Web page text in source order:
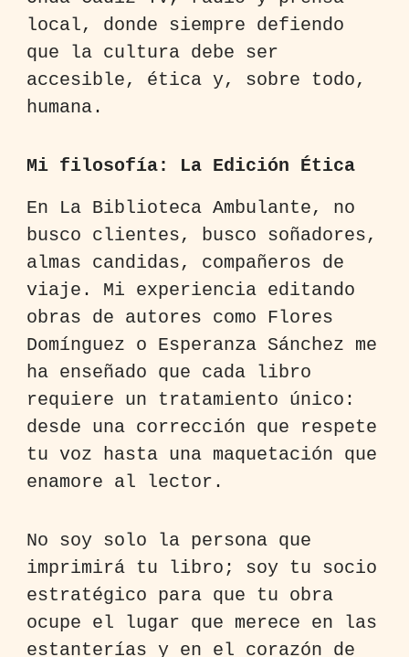
local, donde siempre defiendo
que la cultura debe ser
accesible, ética y, sobre todo,
humana.
Mi filosofía: La Edición Ética
En La Biblioteca Ambulante, no
busco clientes, busco soñadores,
almas candidas, compañeros de
viaje. Mi experiencia editando
obras de autores como Flores
Domínguez o Esperanza Sánchez me
ha enseñado que cada libro
requiere un tratamiento único:
desde una corrección que respete
tu voz hasta una maquetación que
enamore al lector.
No soy solo la persona que
imprimirá tu libro; soy tu socio
estratégico para que tu obra
ocupe el lugar que merece en las
estanterías y en el corazón de